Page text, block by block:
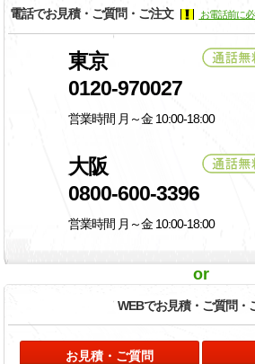
電話でお見積・ご質問・ご注文 お電話前に
東京
0120-970027
営業時間 月～金 10:00-18:00
大阪
0800-600-3396
営業時間 月～金 10:00-18:00
or
WEBでお見積・ ご質問・
お見積・ご質問